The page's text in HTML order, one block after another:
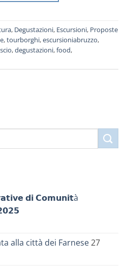
, Degustazioni, Escursioni, Proposte
,tourborghi,escursioniabruzzo,
,degustazioni,food,
𝗱𝗶 𝗖𝗼𝗺𝘂𝗻𝗶𝘁à
alla città dei Farnese27